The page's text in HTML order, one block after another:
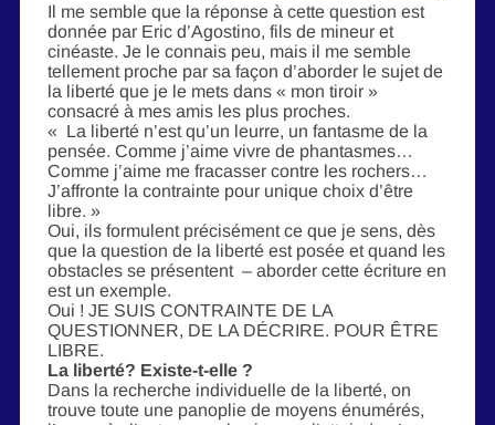
Il me semble que la réponse à cette question est
donnée par Eric d’Agostino, fils de mineur et
cinéaste. Je le connais peu, mais il me semble
tellement proche par sa façon d’aborder le sujet de
la liberté que je le mets dans « mon tiroir »
consacré à mes amis les plus proches.
« La liberté n’est qu’un leurre, un fantasme de la
pensée. Comme j’aime vivre de phantasmes…
Comme j’aime me fracasser contre les rochers…
J’affronte la contrainte pour unique choix d’être
libre. »
Oui, ils formulent précisément ce que je sens, dès
que la question de la liberté est posée et quand les
obstacles se présentent – aborder cette écriture en
est un exemple.
Oui ! JE SUIS CONTRAINTE DE LA
QUESTIONNER, DE LA DÉCRIRE. POUR ÊTRE
LIBRE.
La liberté? Existe-t-elle ?
Dans la recherche individuelle de la liberté, on
trouve toute une panoplie de moyens énumérés,